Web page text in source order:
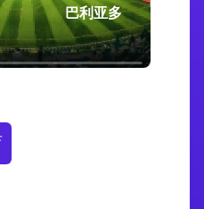
巴利亚多